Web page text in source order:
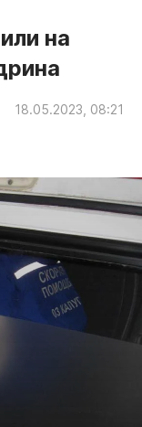
на
18.05.2023, 08:21